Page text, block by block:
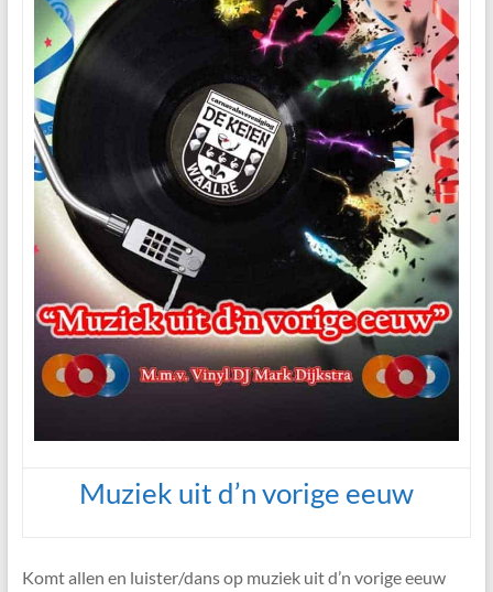
Muziek uit d’n vorige eeuw
Komt allen en luister/dans op muziek uit d’n vorige eeuw